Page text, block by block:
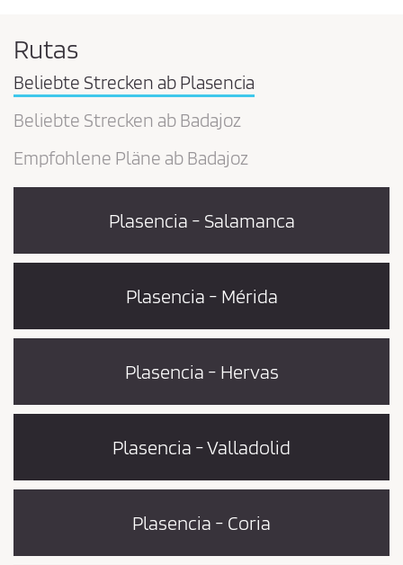
Rutas
Beliebte Strecken ab Plasencia
Beliebte Strecken ab Badajoz
Empfohlene Pläne ab Badajoz
Plasencia - Salamanca
Plasencia - Mérida
Plasencia - Hervas
Plasencia - Valladolid
Plasencia - Coria